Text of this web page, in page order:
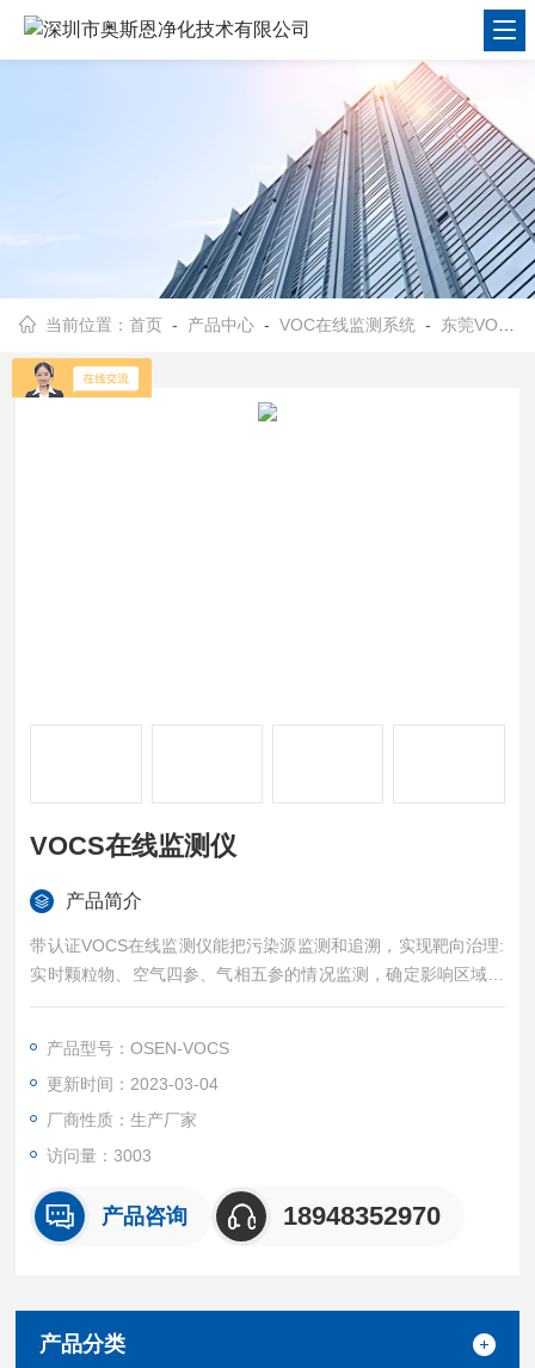
当前位置：首页 - 产品中心 -VOC在线监测系统 - 东莞VOCS在线监测
VOCS在线监测仪
产品简介
带认证VOCS在线监测仪能把污染源监测和追溯，实现靶向治理:
实时颗粒物、空气四参、气相五参的情况监测，确定影响区域空
气质量的主要因素，把控重点污染源，实现定向治理。监测数据
据统计分析功能，数据对比、报表统计等，增强环境突发事件的
快速反应和处置能力。
产品型号：OSEN-VOCS
更新时间：2023-03-04
厂商性质：生产厂家
访问量：3003
产品咨询 18948352970
产品分类